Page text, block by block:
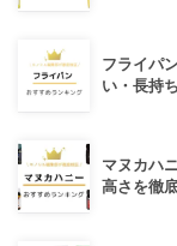
フライパ
い・長持
マヌカハ
高さを徹